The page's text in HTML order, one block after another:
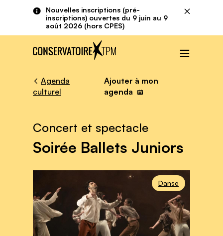
Aller au contenu principalNouvelles inscriptions (pré-
inscriptions) ouvertes du 9 juin au 9
août 2026 (hors CPES)
Fermer
Soirée Ballets Juniors
Concert et spectacle
Danse
Agenda
culturel
Ajouter à mon
agenda
Panneau de gestion des cookies